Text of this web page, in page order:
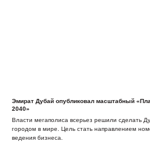
Эмират Дубай опубликовал масштабный
2040»
Власти мегаполиса всерьез решили сделать
городом в мире. Цель стать направлением
ведения бизнеса.